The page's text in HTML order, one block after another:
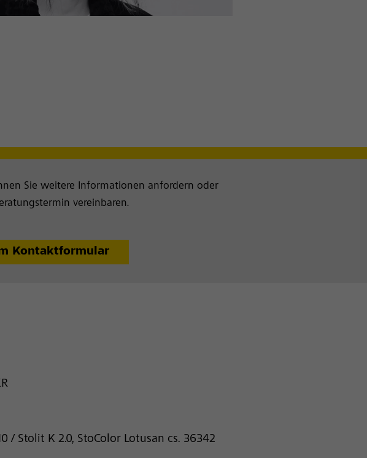
Sie weitere Informationen anfordern oder
vereinbaren.
Kontaktformular
/ Stolit K 2.0, StoColor Lotusan cs. 36342